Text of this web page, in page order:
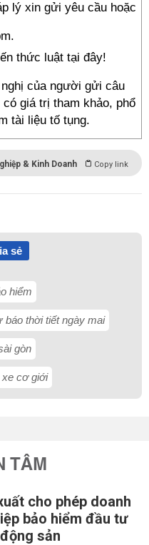
lý xin gửi yêu cầu hoặc
thức luật tại đây!
của người gửi câu
giá trị tham khảo, phổ
tài liệu tố tụng.
& Kinh Doanh Copy link
sẻ
hiểm
báo thời tiết ngày mai
gòn
xe cơ giới
TÂM
cho phép doanh
bảo hiểm đầu tư
sản